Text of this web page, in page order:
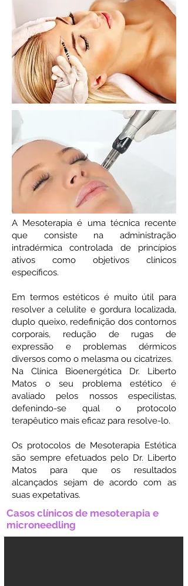
A Mesoterapia é uma técnica recente
que consiste na administração
intradérmica controlada de princípios
ativos como objetivos clínicos
específicos.
Em termos estéticos é muito útil para
resolver a celulite e gordura localizada,
duplo queixo, redefinição dos contornos
corporais, redução de rugas de
expressão e problemas dérmicos
diversos como o melasma ou cicatrizes.
Na Clínica Bioenergética Dr. Liberto
Matos o seu problema estético é
avaliado pelos nossos especilistas,
defenindo-se qual o protocolo
terapêutico mais eficaz para resolve-lo.
Os protocolos de Mesoterapia Estética
são sempre efetuados pelo Dr. Liberto
Matos para que os resultados
alcançados sejam de acordo com as
suas expetativas.
Casos clínicos de mesoterapia e
microneedling